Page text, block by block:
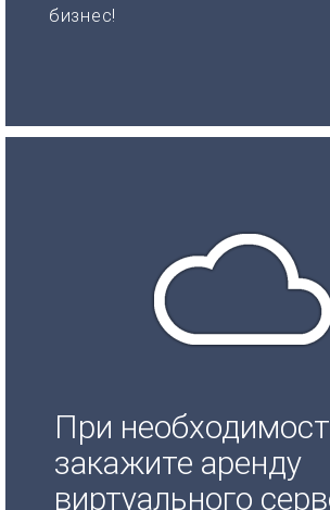
бизнес!
При
закажите аренду
виртуального